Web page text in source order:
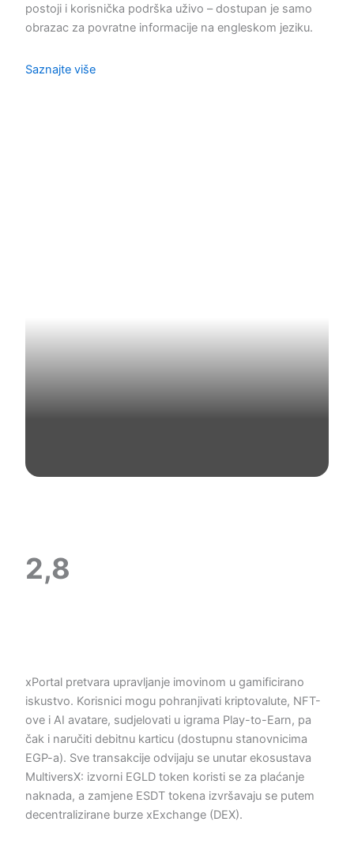
postoji i korisnička podrška uživo – dostupan je samo
obrazac za povratne informacije na engleskom jeziku.
Saznajte više
2,8
xPortal pretvara upravljanje imovinom u gamificirano
iskustvo. Korisnici mogu pohranjivati ​​kriptovalute, NFT-
ove i AI avatare, sudjelovati u igrama Play-to-Earn, pa
čak i naručiti debitnu karticu (dostupnu stanovnicima
EGP-a). Sve transakcije odvijaju se unutar ekosustava
MultiversX: izvorni EGLD token koristi se za plaćanje
naknada, a zamjene ESDT tokena izvršavaju se putem
decentralizirane burze xExchange (DEX).